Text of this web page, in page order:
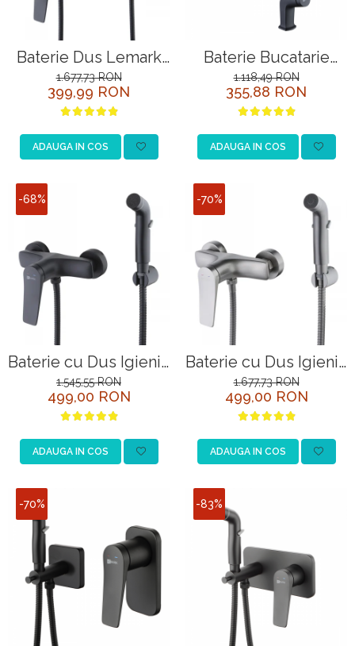
Baterie Dus Lemark
Bronx LM3703BL
Negru cu Para
1.677,73 RON
399,99 RON
ADAUGA IN COS
Baterie Bucatarie
Lemark Bronx
LM3705BL Negru
1.118,49 RON
355,88 RON
ADAUGA IN COS
-68%
Baterie cu Dus Igienic
Lemark Bronx
LM3718BL Negru
1.545,55 RON
499,00 RON
ADAUGA IN COS
-70%
Baterie cu Dus Igienic
Lemark Bronx
LM3718GM Grafit
1.677,73 RON
499,00 RON
ADAUGA IN COS
-70% -83%